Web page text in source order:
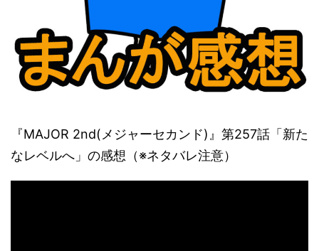
『MAJOR 2nd(メジャーセカンド)』第257話「新た
なレベルへ」の感想（※ネタバレ注意）